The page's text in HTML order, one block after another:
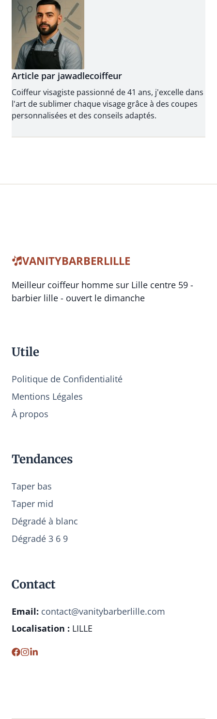
Article par jawadlecoiffeur
Coiffeur visagiste passionné de 41 ans, j'excelle dans
l'art de sublimer chaque visage grâce à des coupes
personnalisées et des conseils adaptés.
VANITYBARBERLILLE
Meilleur coiffeur homme sur Lille centre 59 -
barbier lille - ouvert le dimanche
Utile
Politique de Confidentialité
Mentions Légales
À propos
Tendances
Taper bas
Taper mid
Dégradé à blanc
Dégradé 3 6 9
Contact
Email: contact@vanitybarberlille.com
Localisation : LILLE